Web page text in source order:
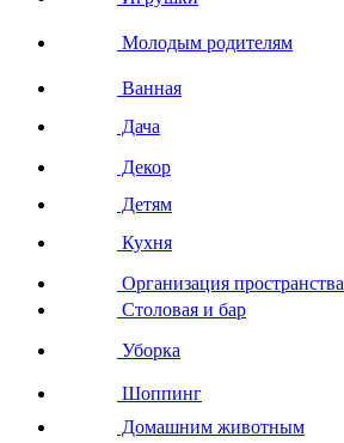
Молодым родителям
Ванная
Дача
Декор
Детям
Кухня
Организация пространства
Столовая и бар
Уборка
Шоппинг
Домашним животным